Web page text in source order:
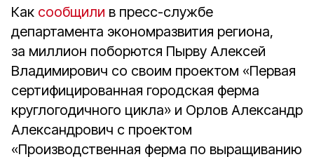
Как сообщили в пресс-службе
департамента экономразвития региона,
за миллион поборются Пырву Алексей
Владимирович со своим проектом «Первая
сертифицированная городская ферма
круглогодичного цикла» и Орлов Александр
Александрович с проектом
«Производственная ферма по выращиванию